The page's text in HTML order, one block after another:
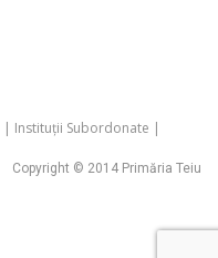
| Instituții Subordonate |
Copyright © 2014 Primăria Teiu